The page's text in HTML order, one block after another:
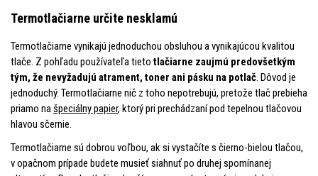
Termotlačiarne určite nesklamú
Termotlačiarne vynikajú jednoduchou obsluhou a vynikajúcou kvalitou
tlače. Z pohľadu používateľa tieto tlačiarne zaujmú predovšetkým
tým, že nevyžadujú atrament, toner ani pásku na potlač. Dôvod je
jednoduchý. Termotlačiarne nič z toho nepotrebujú, pretože tlač prebieha
priamo našpeciálny papier, ktorý pri prechádzaní pod tepelnou tlačovou
hlavou sčernie.
Termotlačiarne sú dobrou voľbou, ak si vystačíte s čierno-bielou tlačou,
v opačnom prípade budete musieť siahnuť po druhej spomínanej